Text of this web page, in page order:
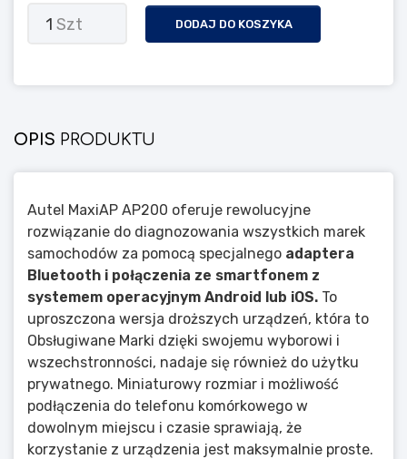
1 Szt DODAJ DO KOSZYKA
OPIS PRODUKTU
Autel MaxiAP AP200 oferuje rewolucyjne
rozwiązanie do diagnozowania wszystkich marek
samochodów za pomocą specjalnego adaptera
Bluetooth i połączenia ze smartfonem z
systemem operacyjnym Android lub iOS. To
uproszczona wersja droższych urządzeń, która to
Obsługiwane Marki dzięki swojemu wyborowi i
wszechstronności, nadaje się również do użytku
prywatnego. Miniaturowy rozmiar i możliwość
podłączenia do telefonu komórkowego w
dowolnym miejscu i czasie sprawiają, że
korzystanie z urządzenia jest maksymalnie proste.